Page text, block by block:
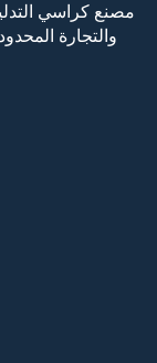
مصنع كراسي
والتجارة